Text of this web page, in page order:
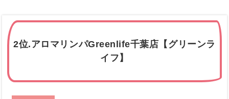
2位.アロマリンパGreenlife千葉店【グリーンラ
イフ】